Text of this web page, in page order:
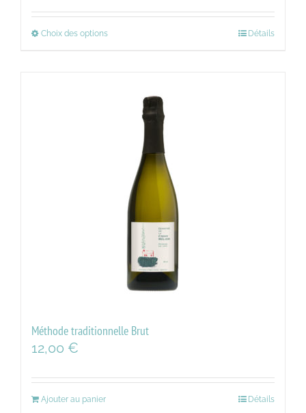
Choix des options Détails
Méthode traditionnelle Brut
12,00 €
Ajouter au panier Détails